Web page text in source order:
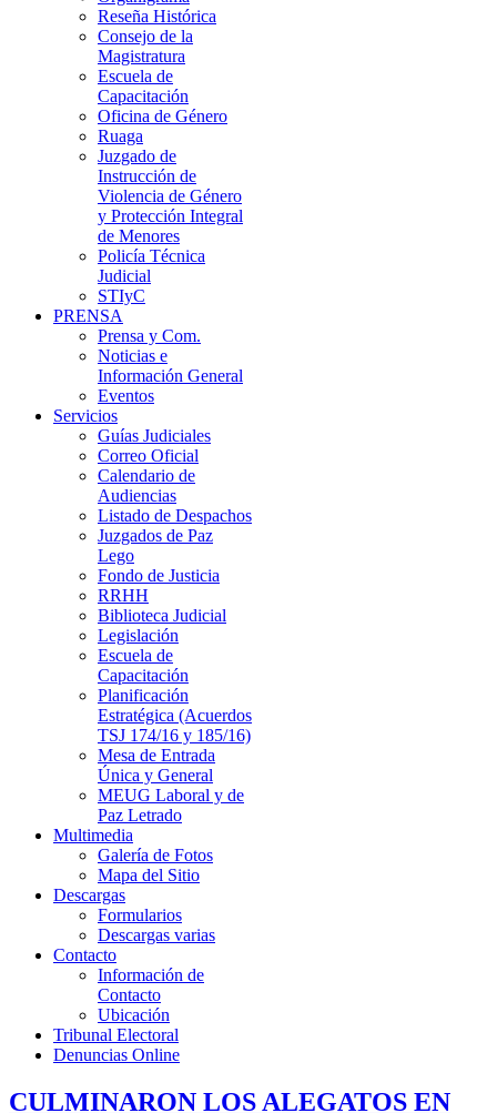
Reseña Histórica
Consejo de la
Magistratura
Escuela de
Capacitación
Oficina de Género
Ruaga
Juzgado de
Instrucción de
Violencia de Género
y Protección Integral
de Menores
Policía Técnica
Judicial
STIyC
PRENSA
Prensa y Com.
Noticias e
Información General
Eventos
Servicios
Guías Judiciales
Correo Oficial
Calendario de
Audiencias
Listado de Despachos
Juzgados de Paz
Lego
Fondo de Justicia
RRHH
Biblioteca Judicial
Legislación
Escuela de
Capacitación
Planificación
Estratégica (Acuerdos
TSJ 174/16 y 185/16)
Mesa de Entrada
Única y General
MEUG Laboral y de
Paz Letrado
Multimedia
Galería de Fotos
Mapa del Sitio
Descargas
Formularios
Descargas varias
Contacto
Información de
Contacto
Ubicación
Tribunal Electoral
Denuncias Online
CULMINARON LOS ALEGATOS EN